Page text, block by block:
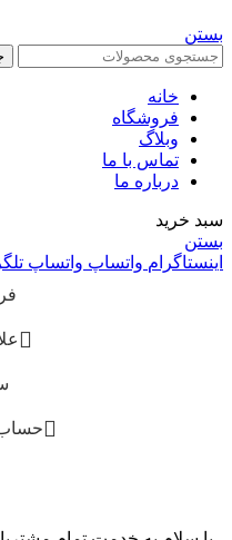
بستن
خانه
فروشگاه
وبلاگ
تماس با ما
درباره ما
سبد خرید
بستن
اینستاگرام واتساپ واتساپ